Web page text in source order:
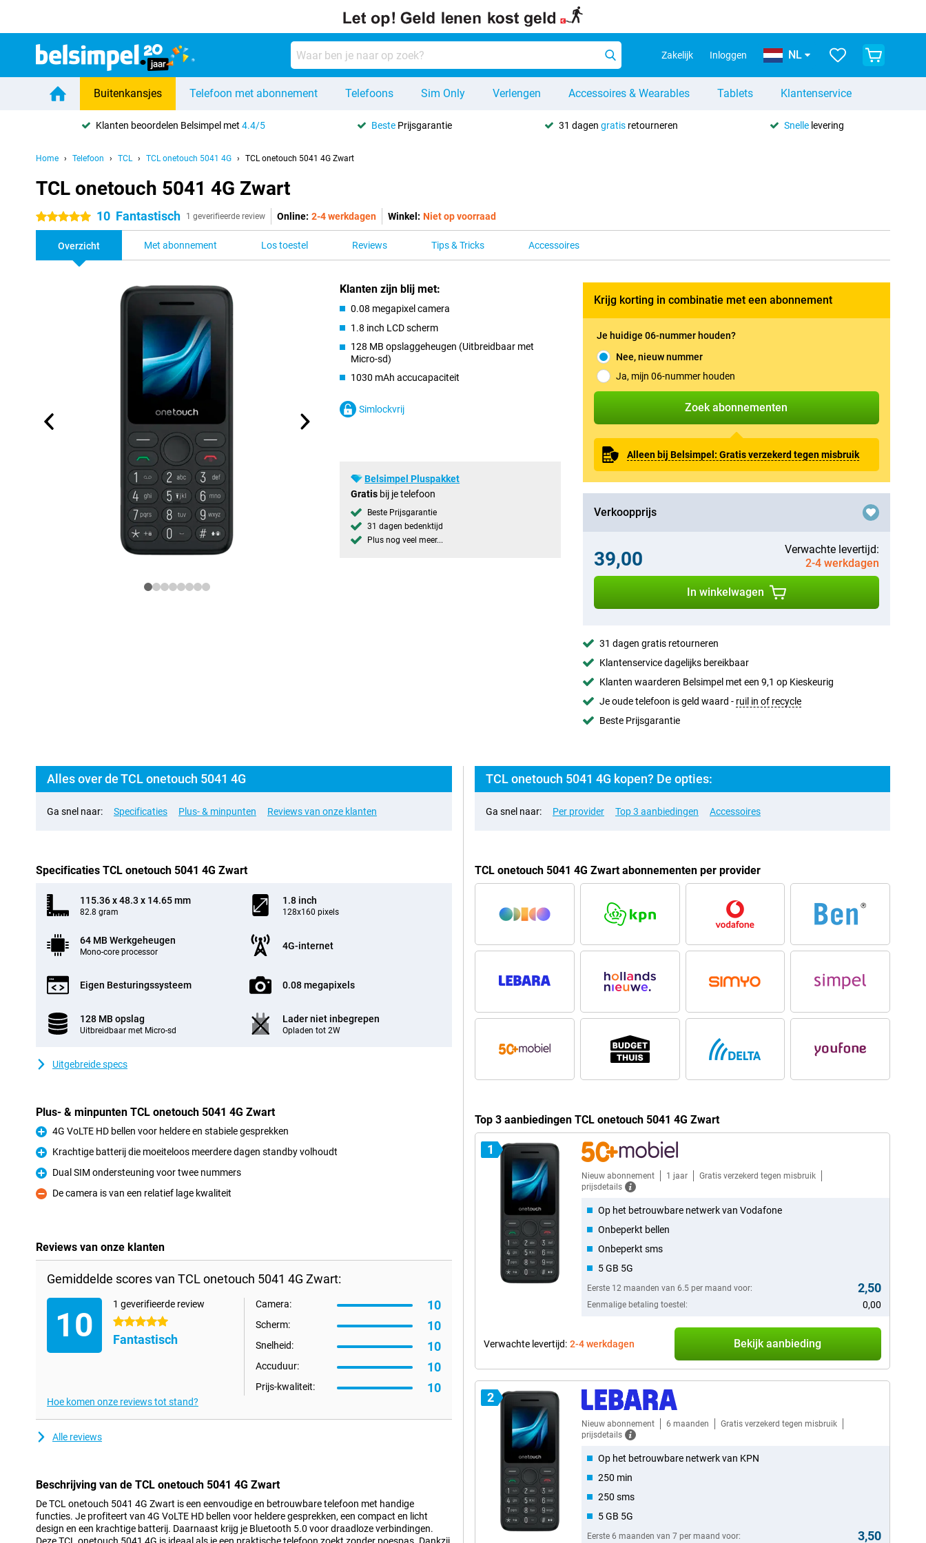
Zakelijk Inloggen NL
Buitenkansjes Telefoon met abonnement Telefoons Sim Only Verlengen Accessoires & Wearables Tablets Klantenservice
Klanten beoordelen Belsimpel met4.4/5 Beste Prijsgarantie 31 dagen gratisretourneren Snellelevering
Home Telefoon TCL TCL onetouch 5041 4G TCL onetouch 5041 4G Zwart
TCL onetouch 5041 4G Zwart
5 sterren 10 Fantastisch 1 geverifieerde review Online: 2-4 werkdagen Winkel: Niet op voorraad
Overzicht Met abonnement Los toestel Reviews Tips & Tricks Accessoires
Klanten zijn blij met:
0.08 megapixel camera
1.8 inch LCD scherm
128 MB opslaggeheugen (Uitbreidbaar met
Micro-sd)
1030 mAh accucapaciteit
Simlockvrij
Belsimpel Pluspakket
Gratis bij je telefoon
Beste Prijsgarantie
31 dagen bedenktijd
Plus nog veel meer...
Krijg korting in combinatie met een abonnement
Je huidige 06-nummer houden?
Nee, nieuw nummer
Ja, mijn 06-nummer houden
Zoek abonnementen
Alleen bij Belsimpel: Gratis verzekerd tegen misbruik
Verkoopprijs
39,00
Verwachte levertijd:
2-4 werkdagen
In winkelwagen
31 dagen gratis retourneren
Klantenservice dagelijks bereikbaar
Klanten waarderen Belsimpel met een 9,1 op Kieskeurig
Je oude telefoon is geld waard - ruil in of recycle
Beste Prijsgarantie
Alles over de TCL onetouch 5041 4G
Ga snel naar: Specificaties Plus- & minpunten Reviews van onze klanten
Specificaties TCL onetouch 5041 4G Zwart
115.36 x 48.3 x 14.65 mm
82.8 gram
1.8 inch
128x160 pixels
64 MB Werkgeheugen
Mono-core processor
4G-internet
Eigen Besturingssysteem 0.08 megapixels
128 MB opslag
Uitbreidbaar met Micro-sd
Lader niet inbegrepen
Opladen tot 2W
Uitgebreide specs
Plus- & minpunten TCL onetouch 5041 4G Zwart
Pluspunt
4G VoLTE HD bellen voor heldere en stabiele gesprekken
Pluspunt
Krachtige batterij die moeiteloos meerdere dagen standby volhoudt
Pluspunt
Dual SIM ondersteuning voor twee nummers
Minpunt
De camera is van een relatief lage kwaliteit
Reviews van onze klanten
Gemiddelde scores van TCL onetouch 5041 4G Zwart:
10
1 geverifieerde review
5 sterren
Fantastisch
Camera: 10
Scherm: 10
Snelheid: 10
Accuduur: 10
Prijs-kwaliteit: 10
Hoe komen onze reviews tot stand?
Alle reviews
Beschrijving van de TCL onetouch 5041 4G Zwart
De TCL onetouch 5041 4G Zwart is een eenvoudige en betrouwbare telefoon met handige
functies. Je profiteert van 4G VoLTE HD bellen voor heldere gesprekken, een compact en licht
design en een krachtige batterij. Daarnaast krijg je Bluetooth 5.0 voor draadloze verbindingen.
TCL onetouch 5041 4G kopen? De opties:
Ga snel naar: Per provider Top 3 aanbiedingen Accessoires
TCL onetouch 5041 4G Zwart abonnementen per provider
Top 3 aanbiedingen TCL onetouch 5041 4G Zwart
1
Nieuw abonnement 1 jaar
Gratis verzekerd tegen misbruik
prijsdetails
Op het betrouwbare netwerk van Vodafone
Onbeperkt bellen
Onbeperkt sms
5 GB 5G
Eerste 12 maanden van 6.5 per maand voor: 2,50
Eenmalige betaling toestel: 0,00
Verwachte levertijd: 2-4 werkdagen Bekijk aanbieding
2
Nieuw abonnement 6 maanden
Gratis verzekerd tegen misbruik
prijsdetails
Op het betrouwbare netwerk van KPN
250 min
250 sms
5 GB 5G
Eerste 6 maanden van 7 per maand voor: 3,50